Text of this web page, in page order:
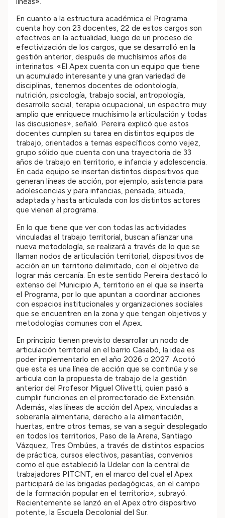
En cuanto a la estructura académica el Programa
cuenta hoy con 23 docentes, 22 de estos cargos son
efectivos en la actualidad, luego de un proceso de
efectivización de los cargos, que se desarrolló en la
gestión anterior, después de muchísimos años de
interinatos. «El Apex cuenta con un equipo que tiene
un acumulado interesante y una gran variedad de
disciplinas, tenemos docentes de odontología,
nutrición, psicología, trabajo social, antropología,
desarrollo social, terapia ocupacional, un espectro muy
amplio que enriquece muchísimo la articulación y todas
las discusiones», señaló. Pereira explicó que estos
docentes cumplen su tarea en distintos equipos de
trabajo, orientados a temas específicos como vejez,
grupo sólido que cuenta con una trayectoria de 33
años de trabajo en territorio, e infancia y adolescencia.
En cada equipo se insertan distintos dispositivos que
generan líneas de acción, por ejemplo, asistencia para
adolescencias y para infancias, pensada, situada,
adaptada y hasta articulada con los distintos actores
que vienen al programa.
En lo que tiene que ver con todas las actividades
vinculadas al trabajo territorial, buscan afianzar una
nueva metodología, se realizará a través de lo que se
llaman nodos de articulación territorial, dispositivos de
acción en un territorio delimitado, con el objetivo de
lograr más cercanía. En este sentido Pereira destacó lo
extenso del Municipio A, territorio en el que se inserta
el Programa, por lo que apuntan a coordinar acciones
con espacios institucionales y organizaciones sociales
que se encuentren en la zona y que tengan objetivos y
metodologías comunes con el Apex.
En principio tienen previsto desarrollar un nodo de
articulación territorial en el barrio Casabó, la idea es
poder implementarlo en el año 2026 o 2027. Acotó
que esta es una línea de acción que se continúa y se
articula con la propuesta de trabajo de la gestión
anterior del Profesor Miguel Olivetti, quien pasó a
cumplir funciones en el prorrectorado de Extensión.
Además, «las líneas de acción del Apex, vinculadas a
soberanía alimentaria, derecho a la alimentación,
huertas, entre otros temas, se van a seguir desplegado
en todos los territorios, Paso de la Arena, Santiago
Vázquez, Tres Ombúes, a través de distintos espacios
de práctica, cursos electivos, pasantías, convenios
como el que estableció la Udelar con la central de
trabajadores PITCNT, en el marco del cual el Apex
participará de las brigadas pedagógicas, en el campo
de la formación popular en el territorio», subrayó.
Recientemente se lanzó en el Apex otro dispositivo
potente, la Escuela Decolonial del Sur.